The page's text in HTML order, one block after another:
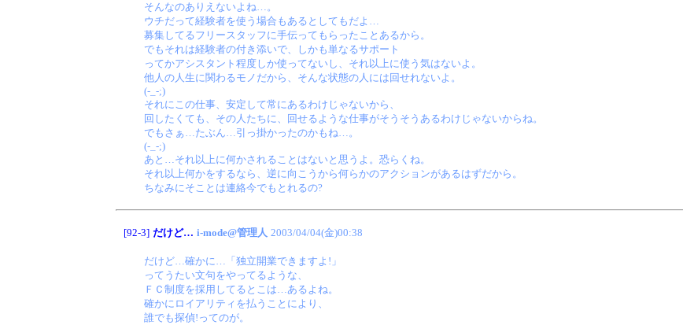
そんなのありえないよね…。
ウチだって経験者を使う場合もあるとしてもだよ…
募集してるフリースタッフに手伝ってもらったことあるから。
でもそれは経験者の付き添いで、しかも単なるサポート
ってかアシスタント程度しか使ってないし、それ以上に使う気はないよ。
他人の人生に関わるモノだから、そんな状態の人には回せれないよ。
(-_-;)
それにこの仕事、安定して常にあるわけじゃないから、
回したくても、その人たちに、回せるような仕事がそうそうあるわけじゃないからね。
でもさぁ…たぶん…引っ掛かったのかもね…。
(-_-;)
あと…それ以上に何かされることはないと思うよ。恐らくね。
それ以上何かをするなら、逆に向こうから何らかのアクションがあるはずだから。
ちなみにそことは連絡今でもとれるの?
[92-3] だけど… i-mode@管理人 2003/04/04(金)00:38
だけど…確かに…「独立開業できますよ!」
ってうたい文句をやってるような、
ＦＣ制度を採用してるとこは…あるよね。
確かにロイアリティを払うことにより、
誰でも探偵!ってのが。